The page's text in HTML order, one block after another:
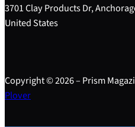
3701 Clay Products Dr,
United States
Copyright © 2026 – Prism
Plover